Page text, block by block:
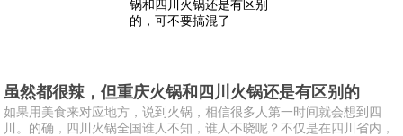
虽然都很辣，但重庆火锅和四川火锅还是有区别的
如果用美食来对应地方，说到火锅，相信很多人第一时间就会想到四
川。的确，四川火锅全国谁人不知，谁人不晓呢？不仅是在四川省内，